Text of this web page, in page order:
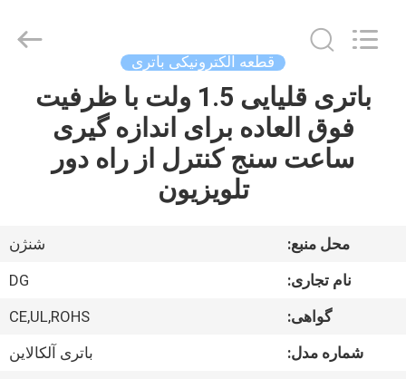
صفحه
اصلی
Energy
قطعه الکترونیکی باتری
باتری قلیایی 1.5 ولت با ظرفیت
فوق العاده برای اندازه گیری
ساعت سنج کنترل از راه دور
تلویزیون
محل منبع:
شنژن
نام تجاری:
DG
گواهی:
CE,UL,ROHS
شماره مدل:
باتری آلکالاین